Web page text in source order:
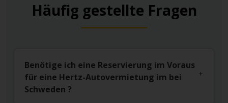
Häufig gestellte Fragen
Benötige ich eine Reservierung im Voraus
für eine Hertz-Autovermietung im bei
Schweden ?